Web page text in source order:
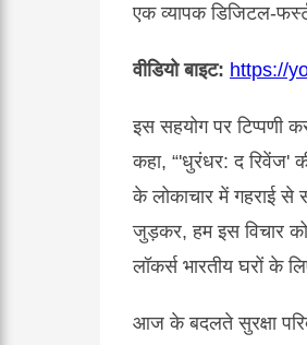
एक व्यापक डिजिटल-
वीडियो बाइट: https://
इस सहयोग पर टिप्पणी
कहा, “'धुरंधर: द रिवेंज'
के लोकाचार में गहराई
जुड़कर, हम इस विचार
लॉकर्स भारतीय घरों के
आज के बदलते सुरक्षा